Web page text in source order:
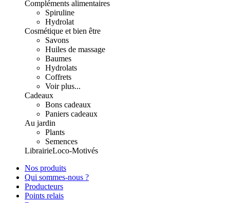
Compléments alimentaires
Spiruline
Hydrolat
Cosmétique et bien être
Savons
Huiles de massage
Baumes
Hydrolats
Coffrets
Voir plus...
Cadeaux
Bons cadeaux
Paniers cadeaux
Au jardin
Plants
Semences
LibrairieLoco-Motivés
Nos produits
Qui sommes-nous ?
Producteurs
Points relais